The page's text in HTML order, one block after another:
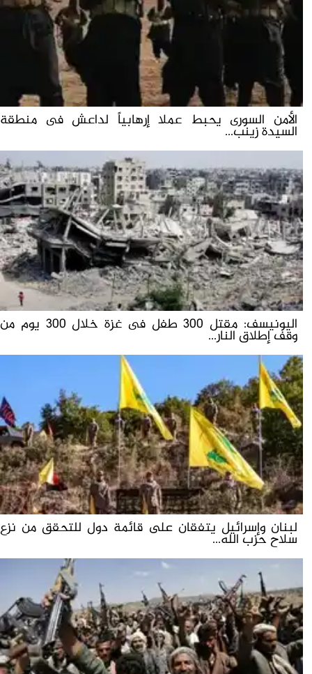
الأمن السورى يحبط عملا إرهابياً لداعش فى منطقة
السيدة زينب...
اليونيسف: مقتل 300 طفل فى غزة خلال 300 يوم من
وقف إطلاق النار...
لبنان وإسرائيل يتفقان على قائمة دول للتحقق من نزع
سلاح حزب الله...